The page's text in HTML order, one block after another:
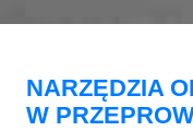
NARZĘDZIA
W